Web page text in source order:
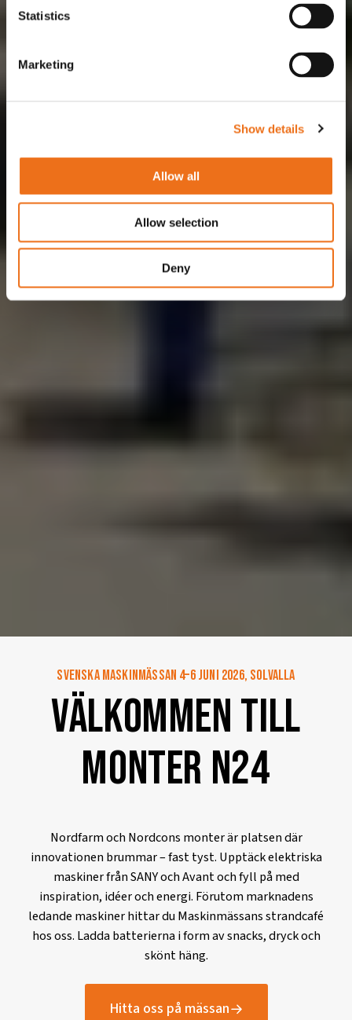
Statistics
Marketing
Show details
Allow all
Allow selection
Deny
Svenska Maskinmässan 4–6 juni 2026, Solvalla
Välkommen till
monter N24
Nordfarm och Nordcons monter är platsen där
innovationen brummar – fast tyst. Upptäck elektriska
maskiner från SANY och Avant och fyll på med
inspiration, idéer och energi. Förutom marknadens
ledande maskiner hittar du Maskinmässans strandcafé
hos oss. Ladda batterierna i form av snacks, dryck och
skönt häng.
Hitta oss på mässan